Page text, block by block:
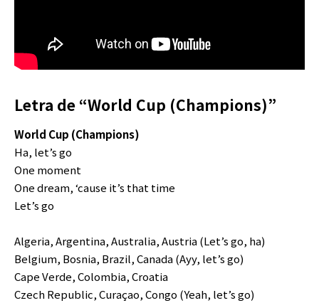
Letra de “World Cup (Champions)”
World Cup (Champions)
Ha, let’s go
One moment
One dream, ‘cause it’s that time
Let’s go
Algeria, Argentina, Australia, Austria (Let’s go, ha)
Belgium, Bosnia, Brazil, Canada (Ayy, let’s go)
Cape Verde, Colombia, Croatia
Czech Republic, Curaçao, Congo (Yeah, let’s go)